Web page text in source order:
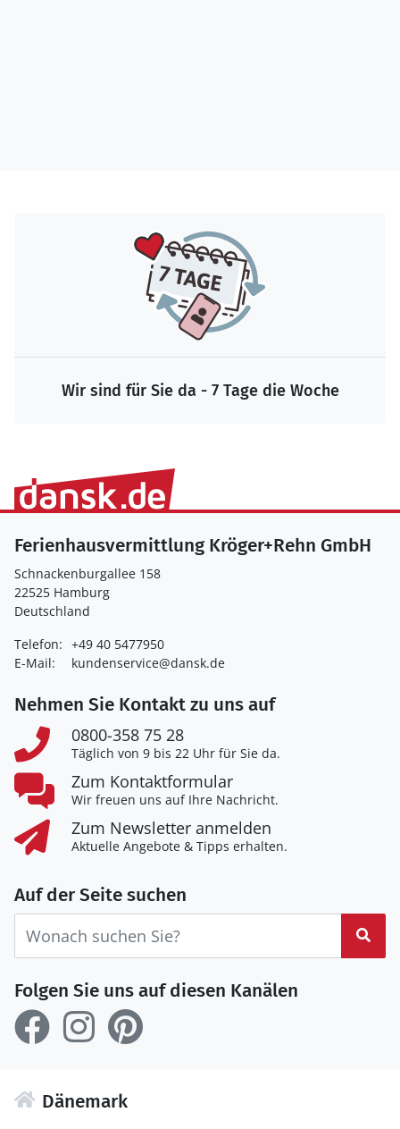
Wir sind für Sie da - 7 Tage die Woche
Ferienhausvermittlung Kröger+Rehn GmbH
Schnackenburgallee 158
22525 Hamburg
Deutschland
Telefon: +49 40 5477950
E-Mail:
kundenservice@dansk.de
Nehmen Sie Kontakt zu uns auf
0800-358 75 28
Täglich von 9 bis 22 Uhr für Sie da.
Zum Kontaktformular
Wir freuen uns auf Ihre Nachricht.
Zum Newsletter anmelden
Aktuelle Angebote & Tipps erhalten.
Auf der Seite suchen
Folgen Sie uns auf diesen Kanälen
Dänemark